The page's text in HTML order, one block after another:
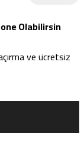
Olabilirsin
ve ücretsiz